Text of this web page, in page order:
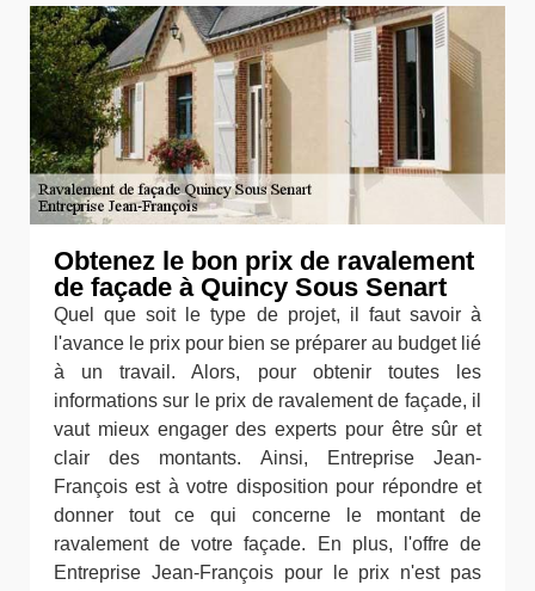
Obtenez le bon prix de ravalement
de façade à Quincy Sous Senart
Quel que soit le type de projet, il faut savoir à
l'avance le prix pour bien se préparer au budget lié
à un travail. Alors, pour obtenir toutes les
informations sur le prix de ravalement de façade, il
vaut mieux engager des experts pour être sûr et
clair des montants. Ainsi, Entreprise Jean-
François est à votre disposition pour répondre et
donner tout ce qui concerne le montant de
ravalement de votre façade. En plus, l'offre de
Entreprise Jean-François pour le prix n'est pas